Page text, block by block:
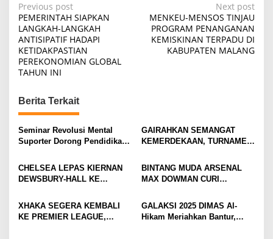
P
o
s
t
n
a
v
i
g
a
t
i
o
Previous post
PEMERINTAH SIAPKAN
LANGKAH-LANGKAH
ANTISIPATIF HADAPI
KETIDAKPASTIAN
PEREKONOMIAN GLOBAL
TAHUN INI
Next post
MENKEU-MENSOS TINJAU
PROGRAM PENANGANAN
KEMISKINAN TERPADU DI
KABUPATEN MALANG
Berita Terkait
Seminar Revolusi Mental
Suporter Dorong Pendidikan
GAIRAHKAN SEMANGAT
KEMERDEKAAN, TURNAMEN
MOJOKERTO RAYA RESMI
BERGULIR
CHELSEA LEPAS KIERNAN
DEWSBURY-HALL KE
SANG GELANDANG DIMULAI
BINTANG MUDA ARSENAL
MAX DOWMAN CURI
PRAMUSIM ASIA
XHAKA SEGERA KEMBALI
KE PREMIER LEAGUE,
GALAKSI 2025 DIMAS Al-
Hikam Meriahkan Bantur,